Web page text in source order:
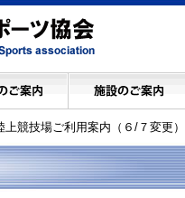
上競技場ご利用案内（６/７変更）